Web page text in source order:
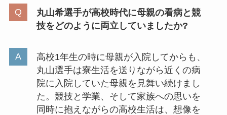
丸山希選手が高校時代に母親の看病と競
技をどのように両立していましたか?
高校1年生の時に母親が入院してからも、
丸山選手は寮生活を送りながら近くの病
院に入院していた母親を見舞い続けまし
た。競技と学業、そして家族への思いを
同時に抱えながらの高校生活は、想像を